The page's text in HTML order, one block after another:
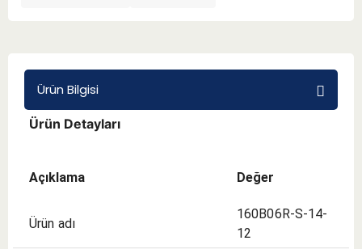
Ürün Bilgisi
Ürün Detayları
Açıklama Değer
Ürün adı
160B06R-S-14-
12